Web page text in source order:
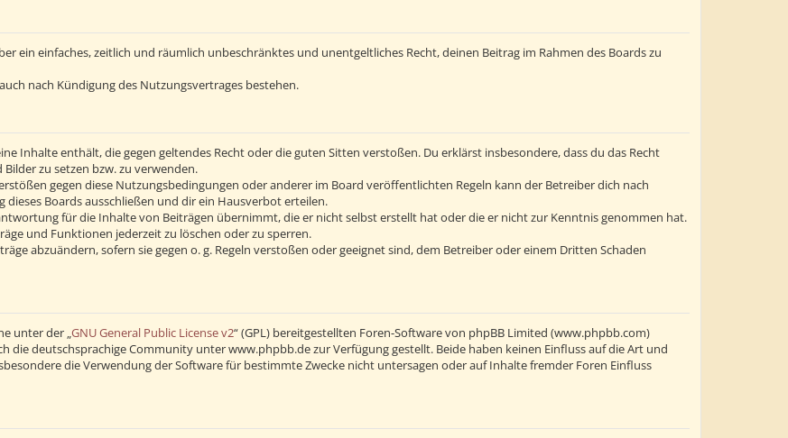
ein einfaches, zeitlich und räumlich unbeschränktes und unentgeltliches Recht, deinen Beitrag im Rahmen des Boards zu
nach Kündigung des Nutzungsvertrages bestehen.
Inhalte enthält, die gegen geltendes Recht oder die guten Sitten verstoßen. Du erklärst insbesondere, dass du das Recht
zu setzen bzw. zu verwenden.
gegen diese Nutzungsbedingungen oder anderer im Board veröffentlichten Regeln kann der Betreiber dich nach
Boards ausschließen und dir ein Hausverbot erteilen.
für die Inhalte von Beiträgen übernimmt, die er nicht selbst erstellt hat oder die er nicht zur Kenntnis genommen hat.
und Funktionen jederzeit zu löschen oder zu sperren.
abzuändern, sofern sie gegen o. g. Regeln verstoßen oder geeignet sind, dem Betreiber oder einem Dritten Schaden
unter der „GNU General Public License v2“ (GPL) bereitgestellten Foren-Software von phpBB Limited (www.phpbb.com)
deutschsprachige Community unter www.phpbb.de zur Verfügung gestellt. Beide haben keinen Einfluss auf die Art und
die Verwendung der Software für bestimmte Zwecke nicht untersagen oder auf Inhalte fremder Foren Einfluss